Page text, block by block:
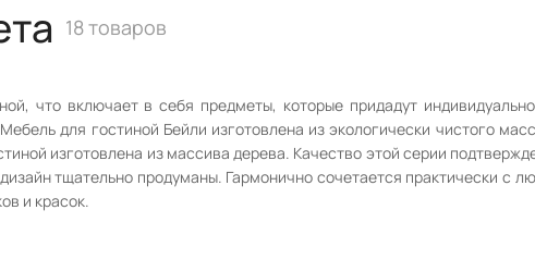
18 товаров
что включает в себя предметы, которые придадут
для гостиной Бейли изготовлена из экологически чистого
изготовлена из массива дерева. Качество этой серии
тщательно продуманы. Гармонично сочетается практически с
и красок.